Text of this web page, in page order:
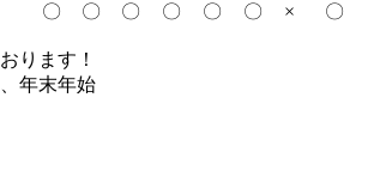
〇 〇 〇 〇 〇 〇 × 〇
ります！
年末年始